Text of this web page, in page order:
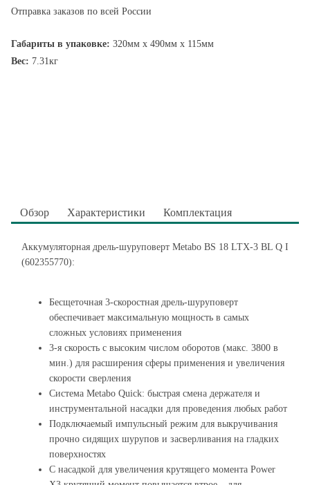
Отправка заказов по всей России
Габариты в упаковке: 320мм x 490мм x 115мм
Вес: 7.31кг
Обзор Характеристики Комплектация
Аккумуляторная дрель-шуруповерт Metabo BS 18 LTX-3 BL Q I
(602355770):
Бесщеточная 3-скоростная дрель-шуруповерт
обеспечивает максимальную мощность в самых
сложных условиях применения
3-я скорость с высоким числом оборотов (макс. 3800 в
мин.) для расширения сферы применения и увеличения
скорости сверления
Система Metabo Quick: быстрая смена держателя и
инструментальной насадки для проведения любых работ
Подключаемый импульсный режим для выкручивания
прочно сидящих шурупов и засверливания на гладких
поверхностях
С насадкой для увеличения крутящего момента Power